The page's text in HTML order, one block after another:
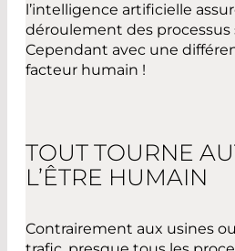
l’intelligence artificielle
déroulement des processus
Cependant avec une
facteur humain !
TOUT TOURNE
L’ÊTRE HUMAIN
Contrairement aux usines